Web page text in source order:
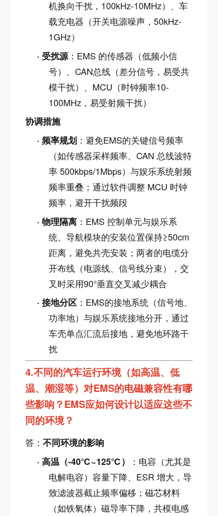
机换向干扰，100kHz-10MHz）、车
载充电器（开关电源噪声，50kHz-
1GHz）
· 受扰源 ：EMS 的传感器（低频小信
号）、CAN总线（差分信号，易受共
模干扰）、MCU（时钟频率10-
100MHz，易受射频干扰）
协调措施
·频率规划 ：避免EMS的关键信号频率
（如传感器采样频率、CAN 总线波特
率 500kbps/1Mbps）与娱乐系统射频
频率重叠；通过软件调整 MCU 时钟
频率，避开干扰频段
·物理隔离 ：EMS 控制单元与娱乐系
统、导航模块的安装位置保持≥50cm
距离，避免共壳安装；两者的电缆分
开布线（电源线、信号线分束），交
叉时采用90°垂直交叉减少耦合
·接地分区 ：EMS的接地系统（信号地、
功率地）与娱乐系统接地分开，通过
车壳单点汇流后接地，避免地环路干
扰
4.不同的汽车运行环境（如高温、低
温、潮湿等）对EMS的电磁兼容性有哪
些影响？EMS应如何设计以适应这些不
同的环境？
答：不同环境的影响
·高温（-40℃~125℃）
：电容（尤其是
电解电容）容量下降、ESR 增大，导
致滤波器截止频率偏移；磁芯材料
（如铁氧体）磁导率下降，共模电感